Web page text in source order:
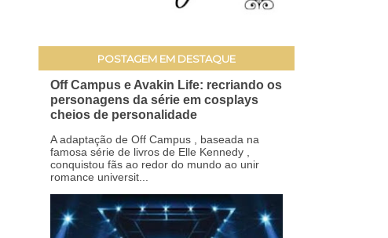
POSTAGEM EM DESTAQUE
Off Campus e Avakin Life: recriando os
personagens da série em cosplays
cheios de personalidade
A adaptação de Off Campus , baseada na
famosa série de livros de Elle Kennedy ,
conquistou fãs ao redor do mundo ao unir
romance universit...